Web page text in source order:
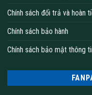
Chính sách đổi trả và hoàn
Chính sách bảo hành
Chính sách bảo mật thông